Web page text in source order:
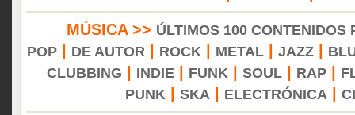
MÚSICA >> ÚLTIMOS 100 CONTENIDOS
POP| DE AUTOR ROCK METAL| JAZZ|
CLUBBING
INDIE| FUNK SOUL| RAP|
PUNK
SKA ELECTRÓNICA